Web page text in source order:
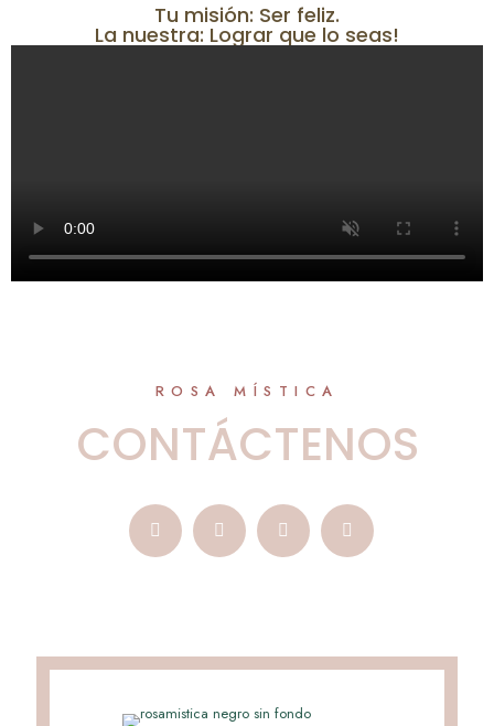
Tu misión: Ser feliz.
La nuestra: Lograr que lo seas!
ROSA MÍSTICA
CONTÁCTENOS